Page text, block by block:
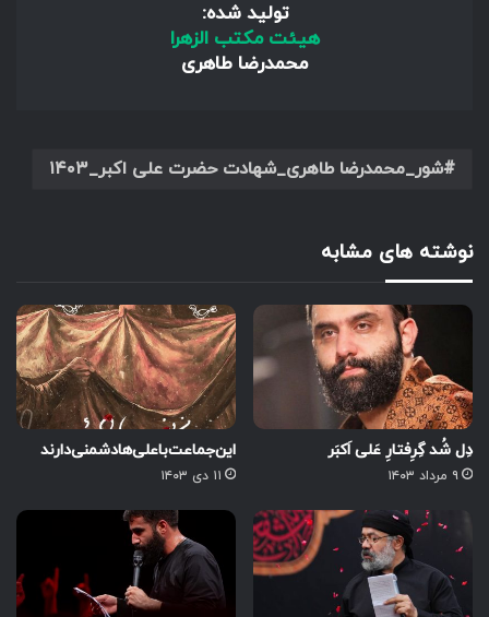
تولید شده:
هیئت مکتب الزهرا
محمدرضا طاهری
شور_محمدرضا طاهری_شهادت حضرت علی اکبر_۱۴۰۳
نوشته های مشابه
دِل شُد گِرِفتارِ عَلی اَکبَر
۹ مرداد ۱۴۰۳
این‌جماعت‌با‌علی‌ها‌دشمنی‌دارند
۱۱ دی ۱۴۰۳